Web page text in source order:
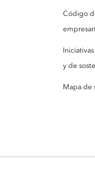
Código
y de
Mapa de